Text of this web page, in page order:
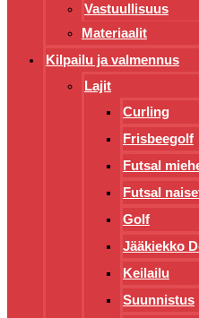
Vastuullisuus
Materiaalit
Kilpailu ja valmennus
Lajit
Curling
Frisbeegolf
Futsal
Futsal
Golf
Jääkiekko
Keilailu
Suunnistus